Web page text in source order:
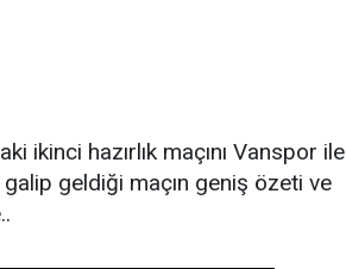
ikinci hazırlık maçını Vanspor ile
galip geldiği maçın geniş özeti ve